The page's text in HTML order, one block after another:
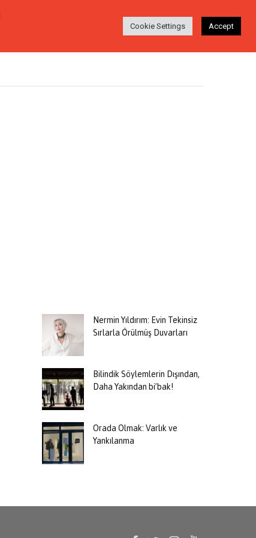
Login Ara
Nermin Yıldırım: Evin Tekinsiz
Sırlarla Örülmüş Duvarları
Bilindik Söylemlerin Dışından,
Daha Yakından bi’bak!
Orada Olmak: Varlık ve
Yankılanma
Cookie Settings Accept